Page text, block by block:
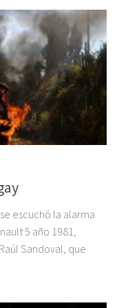
escuchó la alarma
5 año 1981,
Sandoval, que